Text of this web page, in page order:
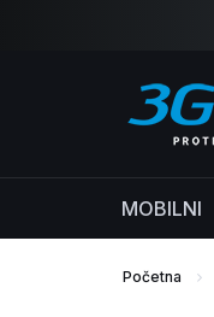
MOBILNI
Početna